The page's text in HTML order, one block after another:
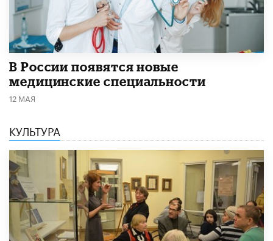
В России появятся новые
медицинские специальности
12 МАЯ
КУЛЬТУРА